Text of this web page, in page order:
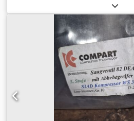
permanent betrouwbare
meestal de olie-/water-scheiding
condensaten. Het gereinigde
wettelijke voorschriften voor
Hopfx Acqskr – Gewicht: 70 kg